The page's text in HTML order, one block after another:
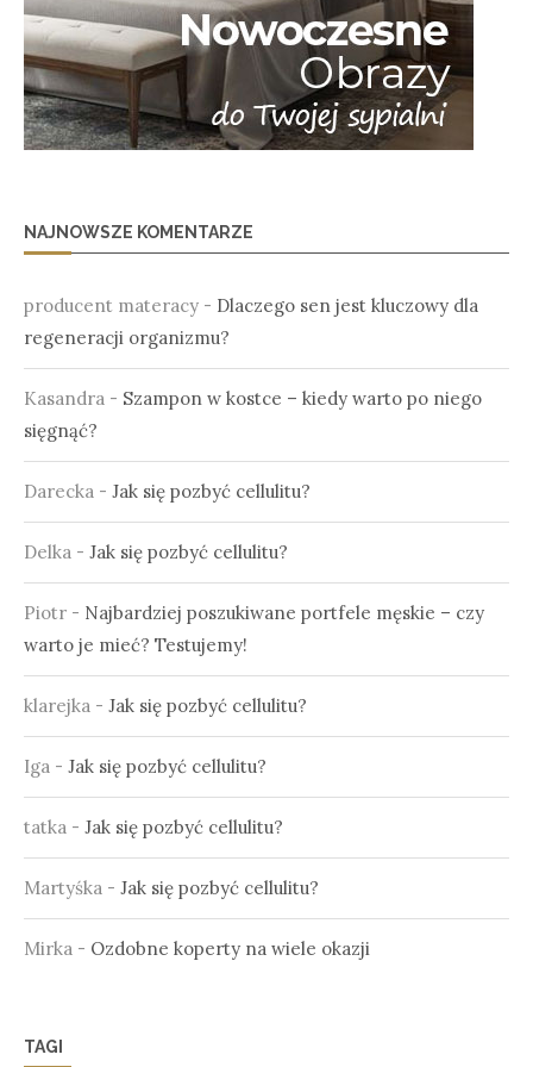
NAJNOWSZE KOMENTARZE
producent materacy - Dlaczego sen jest kluczowy dla
regeneracji organizmu?
Kasandra - Szampon w kostce – kiedy warto po niego
sięgnąć?
Darecka - Jak się pozbyć cellulitu?
Delka - Jak się pozbyć cellulitu?
Piotr - Najbardziej poszukiwane portfele męskie – czy
warto je mieć? Testujemy!
klarejka - Jak się pozbyć cellulitu?
Iga - Jak się pozbyć cellulitu?
tatka - Jak się pozbyć cellulitu?
Martyśka - Jak się pozbyć cellulitu?
Mirka - Ozdobne koperty na wiele okazji
TAGI